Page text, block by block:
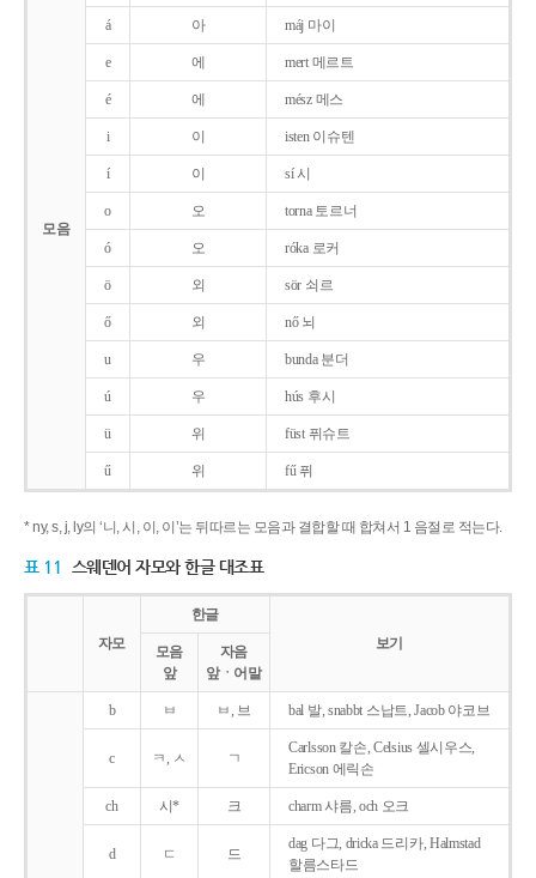
모음
á 아 máj 마이
e 에 mert 메르트
é 에 mész 메스
i 이 isten 이슈텐
í 이 sí 시
o 오 torna 토르너
ó 오 róka 로커
ö 외 sör 쇠르
ő 외 nő 뇌
u 우 bunda 분더
ú 우 hús 후시
ü 위 füst 퓌슈트
ű 위 fű 퓌
* ny, s, j, ly의 ‘니, 시, 이, 이’는 뒤따르는 모음과 결합할 때 합쳐서 1 음절로 적는다.
표 11 스웨덴어 자모와 한글 대조표
자모
한글
보기
모음
앞
자음
앞ㆍ어말
b ㅂ ㅂ, 브 bal 발, snabbt 스납트, Jacob 야코브
c ㅋ, ㅅ ㄱ
Carlsson 칼손, Celsius 셀시우스,
Ericson 에릭손
ch 시* 크 charm 샤름, och 오크
d ㄷ 드
dag 다그, dricka 드리카, Halmstad
할름스타드